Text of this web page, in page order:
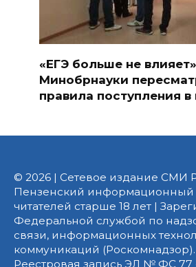
«ЕГЭ больше не
Минобрнауки
правила поступления в
© 2026 | Сетевое издание СМИ
Пензенский информационный
читателей старше 18 лет |
Федеральной службой по
связи, информационных
коммуникаций (Роскомнадзор).
Реестровая запись ЭЛ № ФС 77